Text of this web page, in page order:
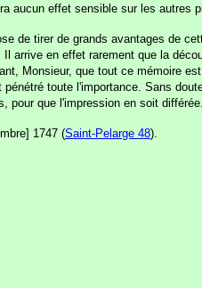
aucun effet sensible sur les autres
de tirer de grands avantages de
Il arrive en effet rarement que la
Monsieur, que tout ce mémoire
pénétré toute l'importance. Sans
pour que l'impression en soit
1747 (Saint-Pelarge 48).